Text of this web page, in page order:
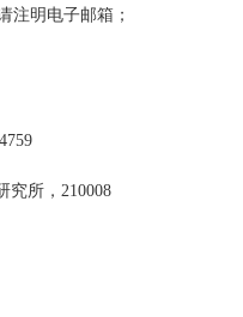
明电子邮箱；
所，210008